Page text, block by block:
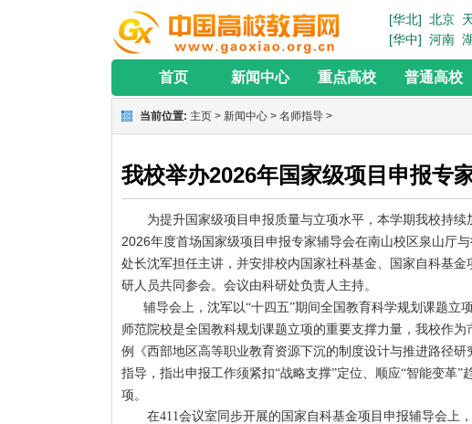
[华北] 北京
[华中] 河南
首页 新闻中心 重点高校 普通高校
当前位置: 主页 > 新闻中心 > 名师指导 >
我校举办2026年国家级项目申报专
为提升国家级项目申报质量与立项水平，本学期我校持续
2026年度首场国家级项目申报专家辅导会在南山校区泉山厅
处长沈军担任主讲，并安排校内国家社科基金、国家自科基
研人员共同参会。会议由科研处负责人主持。
辅导会上，沈军以“十四五”期间全国教育科学规划课题立
师范院校是全国教科规划课题立项的重要支撑力量，我校作
例《西部地区高等职业教育资源下沉的制度设计与推进路径
指导，指出申报工作须紧扣“战略支撑”定位、顺应“智能变革
项。
在411会议室同步开展的国家自科基金项目申报辅导会上